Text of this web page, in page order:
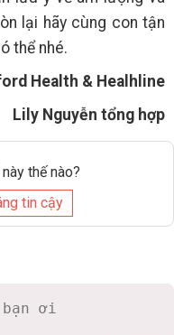
lại hãy cùng con tận
thể nhé.
Health & Healhline
Lily Nguyễn tổng hợp
thế nào?
tin cậy